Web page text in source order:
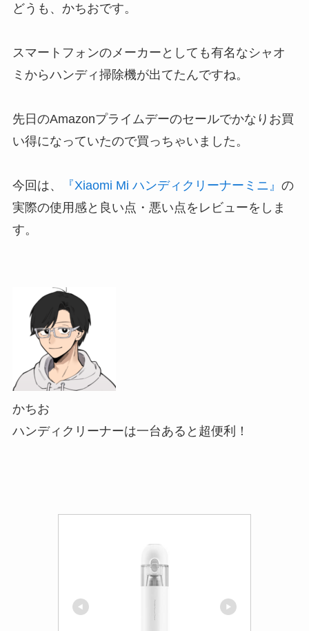
どうも、かちおです。
スマートフォンのメーカーとしても有名なシャオ
ミからハンディ掃除機が出てたんですね。
先日のAmazonプライムデーのセールでかなりお買
い得になっていたので買っちゃいました。
今回は、 『Xiaomi Mi ハンディクリーナーミニ』 の
実際の使用感と良い点・悪い点をレビューをしま
す。
かちお
ハンディクリーナーは一台あると超便利！